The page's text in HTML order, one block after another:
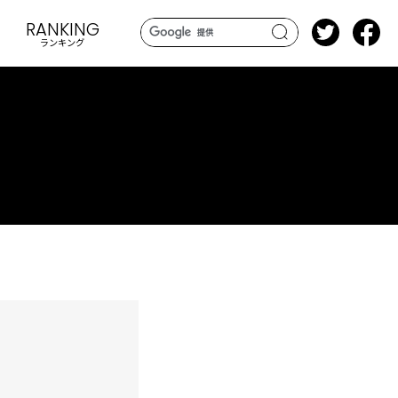
search
RANKING
ランキング